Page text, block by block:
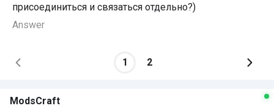
присоединиться и связаться отдельно?)
Answer
1 2
ModsCraft